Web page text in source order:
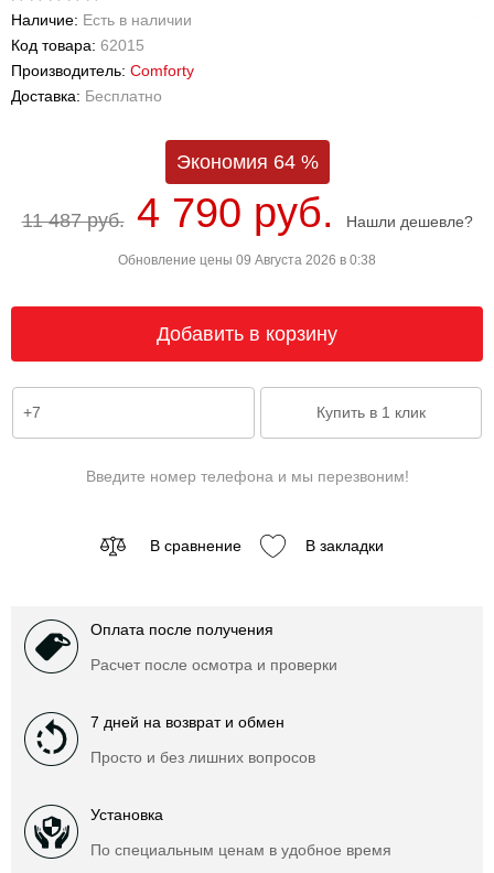
Наличие: Есть в наличии
Код товара: 62015
Производитель: Comforty
Доставка: Бесплатно
Экономия 64 %
11 487 руб. 4 790 руб. Нашли дешевле?
Обновление цены 09 Августа 2026 в 0:38
Введите номер телефона и мы перезвоним!
В сравнение В закладки
Оплата после получения
Расчет после осмотра и проверки
7 дней на возврат и обмен
Просто и без лишних вопросов
Установка
По специальным ценам в удобное время